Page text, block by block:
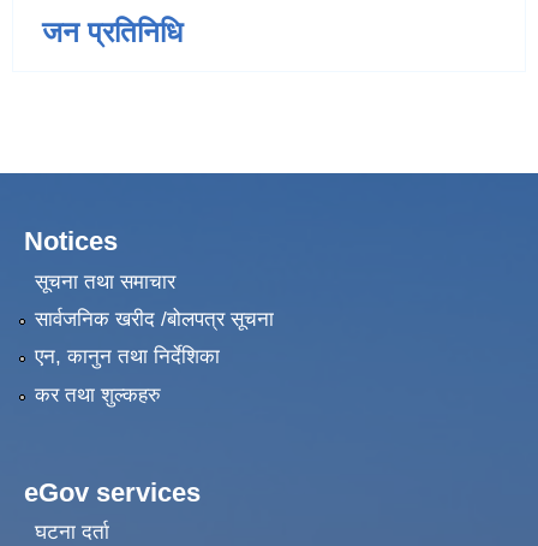
जन प्रतिनिधि
Notices
सूचना तथा समाचार
सार्वजनिक खरीद /बोलपत्र सूचना
एन, कानुन तथा निर्देशिका
कर तथा शुल्कहरु
eGov services
घटना दर्ता